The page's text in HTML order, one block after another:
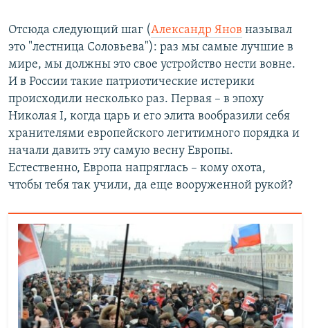
Отсюда следующий шаг (Александр Янов называл
это "лестница Соловьева"): раз мы самые лучшие в
мире, мы должны это свое устройство нести вовне.
И в России такие патриотические истерики
происходили несколько раз. Первая – в эпоху
Николая I, когда царь и его элита вообразили себя
хранителями европейского легитимного порядка и
начали давить эту самую весну Европы.
Естественно, Европа напряглась – кому охота,
чтобы тебя так учили, да еще вооруженной рукой?